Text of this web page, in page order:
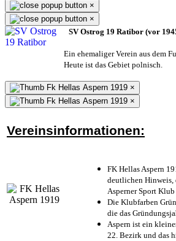
×
×
SV Ostrog 19 Ratibor (vor
Ein ehemaliger Verein aus dem
Heute ist das Gebiet polnisch.
×
×
Vereinsinformationen:
FK Hellas Aspern
deutlichen Hinweis,
Asperner Sport
Die Klubfarben
die das
Aspern ist ein
22. Bezirk und das